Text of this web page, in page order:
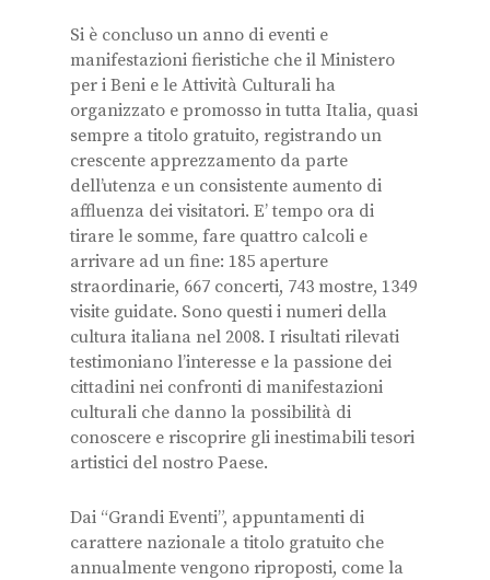
Si è concluso un anno di eventi e
manifestazioni fieristiche che il Ministero
per i Beni e le Attività Culturali ha
organizzato e promosso in tutta Italia, quasi
sempre a titolo gratuito, registrando un
crescente apprezzamento da parte
dell’utenza e un consistente aumento di
affluenza dei visitatori. E’ tempo ora di
tirare le somme, fare quattro calcoli e
arrivare ad un fine: 185 aperture
straordinarie, 667 concerti, 743 mostre, 1349
visite guidate. Sono questi i numeri della
cultura italiana nel 2008. I risultati rilevati
testimoniano l’interesse e la passione dei
cittadini nei confronti di manifestazioni
culturali che danno la possibilità di
conoscere e riscoprire gli inestimabili tesori
artistici del nostro Paese.
Dai “Grandi Eventi”, appuntamenti di
carattere nazionale a titolo gratuito che
annualmente vengono riproposti, come la